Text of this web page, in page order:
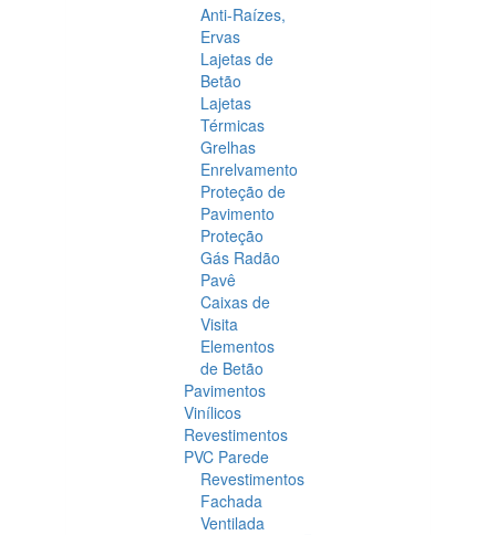
Anti-Raízes,
Ervas
Lajetas de
Betão
Lajetas
Térmicas
Grelhas
Enrelvamento
Proteção de
Pavimento
Proteção
Gás Radão
Pavê
Caixas de
Visita
Elementos
de Betão
Pavimentos
Vinílicos
Revestimentos
PVC Parede
Revestimentos
Fachada
Ventilada